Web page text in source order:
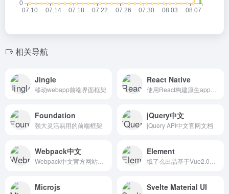
相关导航
Jingle
移动webapp前端界面框架
React Native
Foundation
强大灵活易用的前端框架
jQuery中文
jQuery API中文官网文档
Webpack中文 Element
Microjs Svelte Material UI